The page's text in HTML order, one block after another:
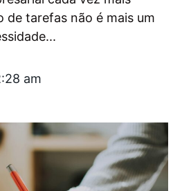
de tarefas não é mais um
am